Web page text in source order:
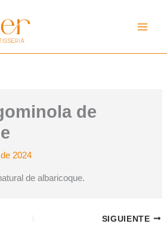
de
2024
de albaricoque.
SIGUIENTE